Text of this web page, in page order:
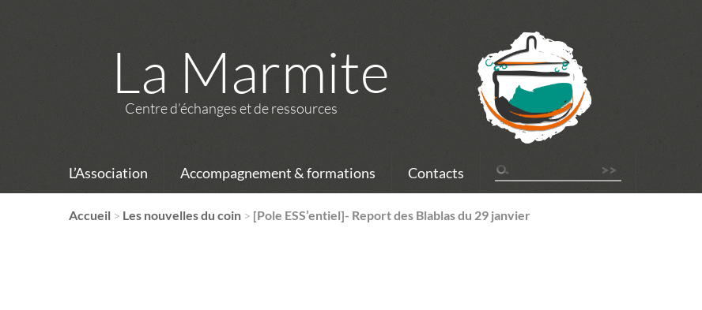
La Marmite
Centre d’échanges et de ressources
L’Association Accompagnement & formations Contacts
Accueil > Les nouvelles du coin > [Pole ESS’entiel]- Report des Blablas du 29 janvier